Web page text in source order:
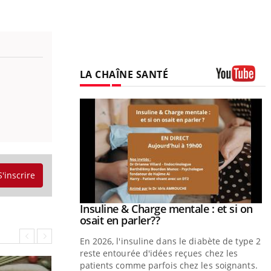
LA CHAÎNE SANTÉ
mental ou
de la
ce qui la rend
Youtube
Insuline & Charge mentale : et si on
osait en parler??Youtube
En 2026, l'insuline dans le diabète de type 2
reste entourée d'idées reçues chez les
patients comme parfois chez les soignants.